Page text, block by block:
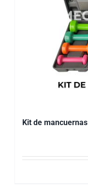
Kit de mancuernas